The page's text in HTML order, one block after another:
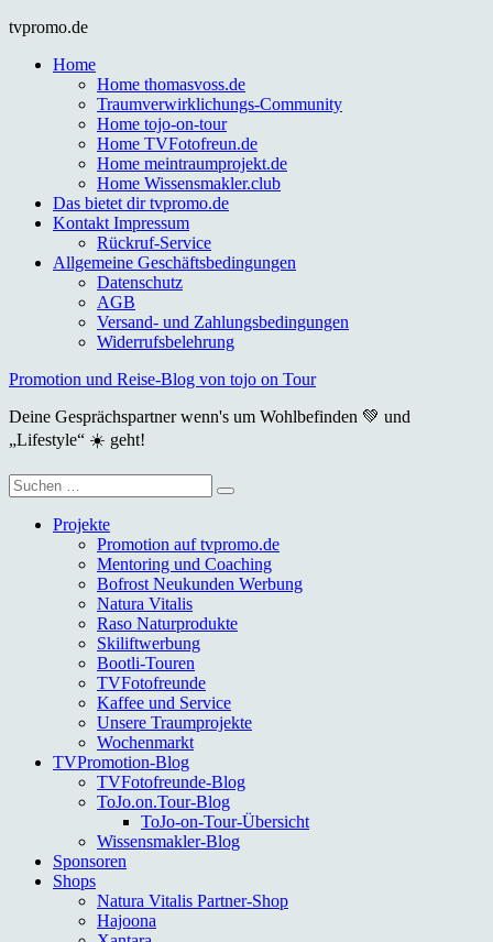
Skip
content
tvpromo.de
Home
Home thomasvoss.de
Traumverwirklichungs-Community
Home tojo-on-tour
Home TVFotofreun.de
Home meintraumprojekt.de
Home Wissensmakler.club
Das bietet dir tvpromo.de
Kontakt Impressum
Rückruf-Service
Allgemeine Geschäftsbedingungen
Datenschutz
AGB
Versand- und Zahlungsbedingungen
Widerrufsbelehrung
Promotion und Reise-Blog von tojo on Tour
Deine Gesprächspartner wenn's um Wohlbefinden 💚 und
„Lifestyle“ ☀️ geht!
Suche
nach:
Projekte
Promotion auf tvpromo.de
Mentoring und Coaching
Bofrost Neukunden Werbung
Natura Vitalis
Raso Naturprodukte
Skiliftwerbung
Bootli-Touren
TVFotofreunde
Kaffee und Service
Unsere Traumprojekte
Wochenmarkt
TVPromotion-Blog
TVFotofreunde-Blog
ToJo.on.Tour-Blog
ToJo-on-Tour-Übersicht
Wissensmakler-Blog
Sponsoren
Shops
Natura Vitalis Partner-Shop
Hajoona